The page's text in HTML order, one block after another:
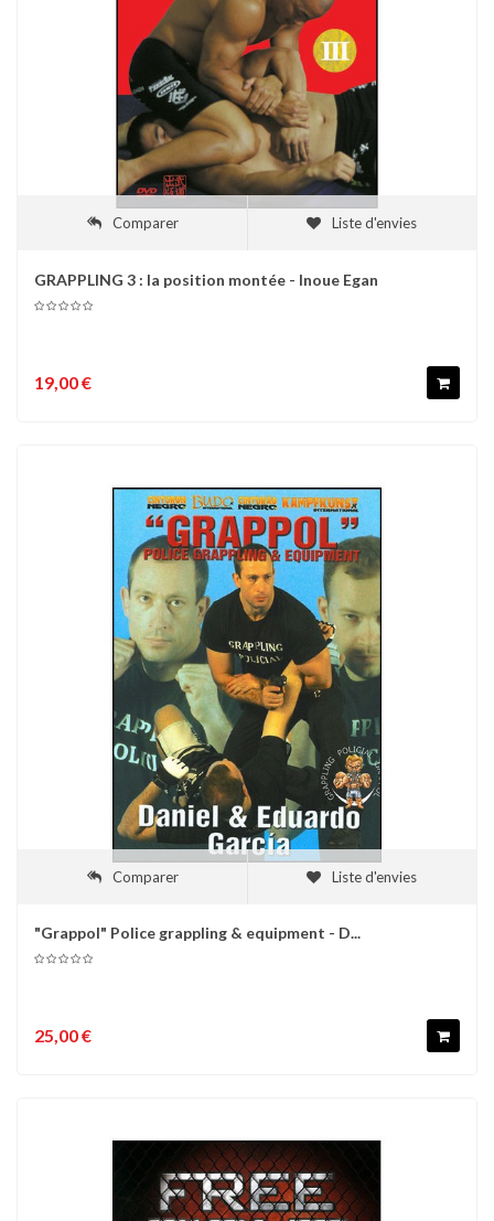
Comparer Liste d'envies
GRAPPLING 3 : la position montée - Inoue Egan
19,00 €
Comparer Liste d'envies
"Grappol" Police grappling & equipment - D...
25,00 €